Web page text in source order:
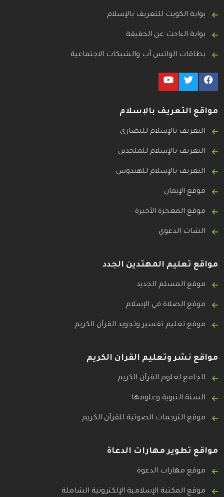
بوابة الكويت للتعريف بالإسلام
بوابة الباحث عن الحقيقة
بطاقات الواتس آب والشبكات الاجتماعية
مواقع التعريف بالإسلام
التعريف بالإسلام للنصارى
التعريف بالإسلام للملحدين
التعريف بالإسلام للهندوس
موقع الإيمان
موقع المعجزة الأخيرة
الشات الدعوي
مواقع تعليم المهتدين الجدد
موقع المسلم الجديد
موقع الصلاة في الإسلام
موقع تعليم تفسير وتجويد القرآن الكريم
مواقع نشر وتعليم القرآن الكريم
الجامع لعلوم القرآن الكريم
السنة النبوية وعلومها
موقع الترجمات الصوتية للقرآن الكريم
مواقع تطوير مهارات الدعاة
موقع مهارات الدعوة
موقع المكتبة الإسلامية الإلكترونية الشاملة